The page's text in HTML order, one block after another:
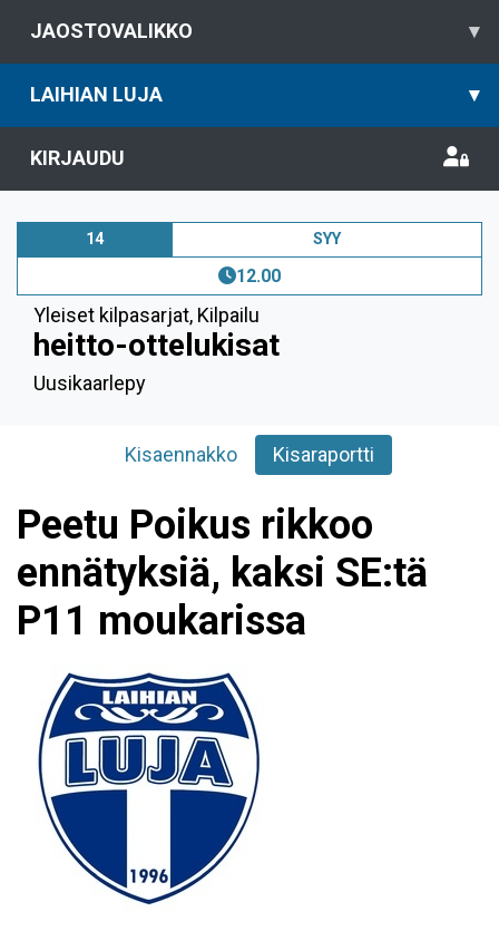
JAOSTOVALIKKO ▾
LAIHIAN LUJA ▾
KIRJAUDU
14 SYY
12.00
Yleiset kilpasarjat, Kilpailu
heitto-ottelukisat
Uusikaarlepy
Kisaennakko Kisaraportti
Peetu Poikus rikkoo
ennätyksiä, kaksi SE:tä
P11 moukarissa